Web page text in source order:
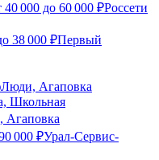
40 000 до 60 000 ₽Россети
38 000 ₽Первый
Агаповка
Школьная
Агаповка
000 ₽Урал-Сервис-